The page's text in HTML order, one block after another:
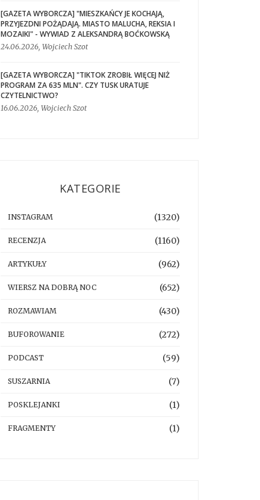
[GAZETA WYBORCZA] "MIESZKAŃCY JE KOCHAJĄ,
PRZYJEZDNI POŻĄDAJĄ. MIASTO MALUCHA, REKSIA I
MOZAIKI" - WYWIAD Z ALEKSANDRĄ BOĆKOWSKĄ
24.06.2026, Wojciech Szot
[GAZETA WYBORCZA] "TIKTOK ZROBIŁ WIĘCEJ NIŻ
PROGRAM ZA 635 MLN". CZY TUSK URATUJE
CZYTELNICTWO?
16.06.2026, Wojciech Szot
KATEGORIE
INSTAGRAM (1320)
RECENZJA (1160)
ARTYKUŁY (962)
WIERSZ NA DOBRĄ NOC (652)
ROZMAWIAM (430)
BUFOROWANIE (272)
PODCAST (59)
SUSZARNIA (7)
POSKLEJANKI (1)
FRAGMENTY (1)